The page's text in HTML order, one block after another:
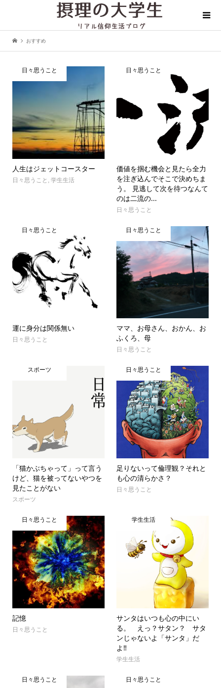
おすすめ
日々思うこと
人生はジェットコースター
日々思うこと 学生生活
日々思うこと
価値を掴む機会と見たら全力
を注ぎ込んでそこで決めちま
う。 見逃して次を待つなんて
のは二流の...
日々思うこと
日々思うこと
運に身分は関係無い
日々思うこと
日々思うこと
ママ、お母さん、おかん、お
ふくろ、母
日々思うこと
スポーツ
「猫かぶちゃって」って言う
けど、猫を被ってないやつを
見たことがない
スポーツ
日々思うこと
足りないって倫理観？それと
も心の清らかさ？
日々思うこと
日々思うこと
記憶
日々思うこと
学生生活
サンタはいつも心の中にい
る。 えっ？サタン？ サタ
ンじゃないよ「サンタ」だ
よ‼︎
学生生活
日々思うこと 日々思うこと